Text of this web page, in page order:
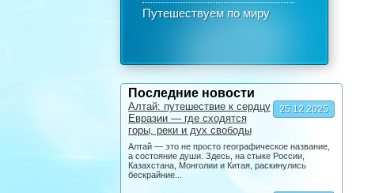
Путешествуем по миру
Последние новости
25.12.2025
Алтай: путешествие к сердцу
Евразии — где сходятся
горы, реки и дух свободы
Алтай — это не просто географическое название,
а состояние души. Здесь, на стыке России,
Казахстана, Монголии и Китая, раскинулись
бескрайние...